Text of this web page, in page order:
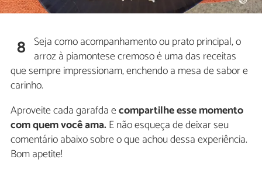
8 Seja como acompanhamento ou prato principal, o
arroz à piamontese cremoso é uma das receitas
que sempre impressionam, enchendo a mesa de sabor e
carinho.
Aproveite cada garafda ecompartilhe esse momento
com quem você ama.E não esqueça de deixar seu
comentário abaixo sobre o que achou dessa experiência.
Bom apetite!